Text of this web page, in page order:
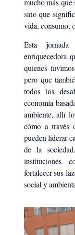
mucho más que
sino que
vida, consumo,
Esta
enriquecedora
quienes
pero que
todos los
economía
ambiente, allí
cómo a través
pueden liderar
de la
instituciones
fortalecer sus
social y